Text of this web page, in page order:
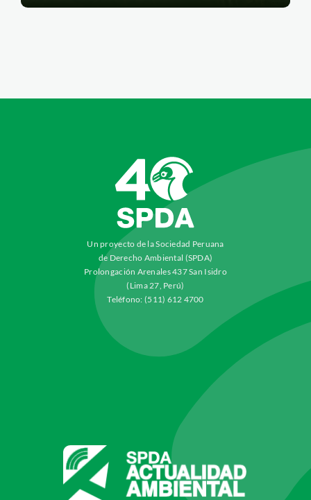
Un proyecto de la Sociedad Peruana
de Derecho Ambiental (SPDA)
Prolongación Arenales 437 San Isidro
(Lima 27, Perú)
Teléfono: (511) 612 4700